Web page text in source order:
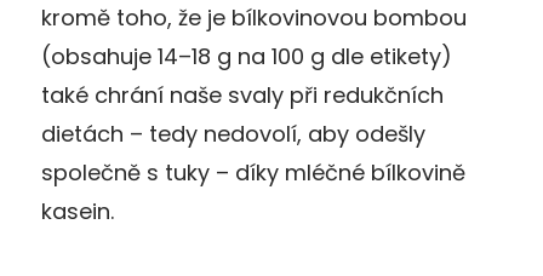
kromě toho, že je bílkovinovou bombou
(obsahuje 14–18 g na 100 g dle etikety)
také chrání naše svaly při redukčních
dietách – tedy nedovolí, aby odešly
společně s tuky – díky mléčné bílkovině
kasein.